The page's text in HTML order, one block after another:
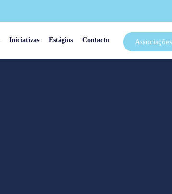
Iniciativas Estágios Contacto Associações